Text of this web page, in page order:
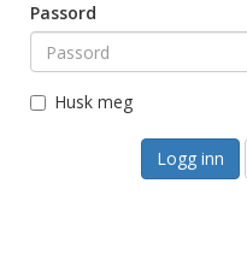
Passord
Husk meg